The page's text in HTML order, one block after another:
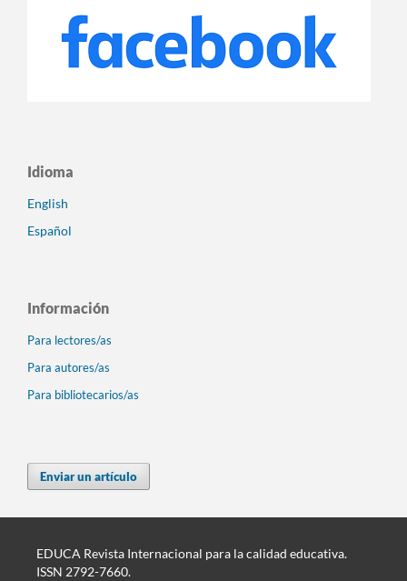
Idioma
English
Español
Información
Para lectores/as
Para autores/as
Para bibliotecarios/as
Enviar un artículo
EDUCA Revista Internacional para la calidad educativa.
ISSN 2792-7660.